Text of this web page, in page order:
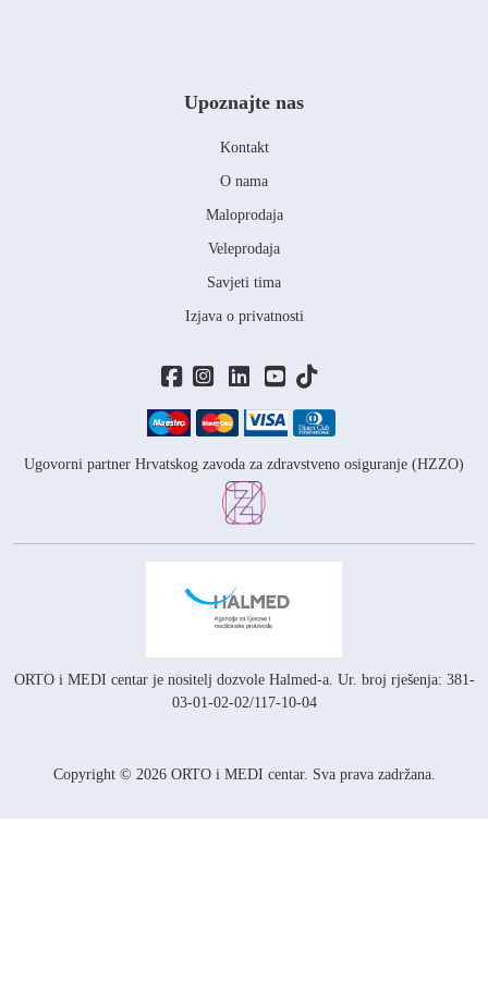
Copyright © 2026 ORTO i MEDI centar. Sva prava zadržana.
Ugovorni partner Hrvatskog zavoda za zdravstveno osiguranje (HZZO)
ORTO i MEDI centar je nositelj dozvole Halmed-a. Ur. broj rješenja: 381-
03-01-02-02/117-10-04
Upoznajte nas
Kontakt
O nama
Maloprodaja
Veleprodaja
Savjeti tima
Izjava o privatnosti